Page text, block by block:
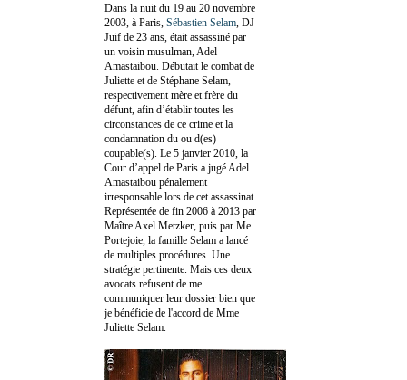
Dans la nuit du 19 au 20 novembre
2003, à Paris, Sébastien Selam , DJ
Juif de 23 ans, était assassiné par
un voisin musulman, Adel
Amastaibou. Débutait le combat de
Juliette et de Stéphane Selam,
respectivement mère et frère du
défunt, afin d’établir toutes les
circonstances de ce crime et la
condamnation du ou d(es)
coupable(s). Le 5 janvier 2010, la
Cour d’appel de Paris a jugé Adel
Amastaibou pénalement
irresponsable lors de cet assassinat.
Représentée de fin 2006 à 2013 par
Maître Axel Metzker, puis par Me
Portejoie, la famille Selam a lancé
de multiples procédures. Une
stratégie pertinente. Mais ces deux
avocats refusent de me
communiquer leur dossier bien que
je bénéficie de l'accord de Mme
Juliette Selam.